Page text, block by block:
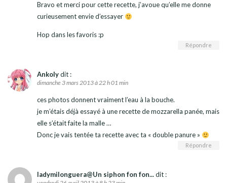
Bravo et merci pour cette recette, j’avoue qu’elle me donne
curieusement envie d’essayer
Hop dans les favoris :p
Répondre
Ankolydit :
dimanche 3 mars 2013 à 22 h 01 min
ces photos donnent vraiment l’eau à la bouche.
je m’étais déjà essayé à une recette de mozzarella panée, mais
elle s’était faite la malle …
Donc je vais tentée ta recette avec ta « double panure »
Répondre
ladymilonguera@Un siphon fon fon...dit :